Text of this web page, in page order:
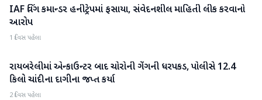
રાષ્ટ્રીય
IAF વિંગ કમાન્ડર હનીટ્રેપમાં ફસાયા, સંવેદનશીલ માહિતી લીક કરવાનો
આરોપ
1 દિવસ પહેલા
રાષ્ટ્રીય
રાયબરેલીમાં એન્કાઉન્ટર બાદ ચોરોની ગેંગની ધરપકડ, પોલીસે 12.4
કિલો ચાંદીના દાગીના જપ્ત કર્યા
2 દિવસ પહેલા